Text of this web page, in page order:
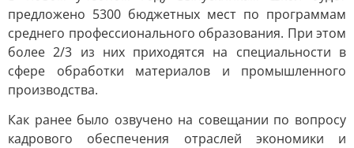
предложено 5300 бюджетных мест по программам
среднего профессионального образования. При этом
более 2/3 из них приходятся на специальности в
сфере обработки материалов и промышленного
производства.
Как ранее было озвучено на совещании по вопросу
кадрового обеспечения отраслей экономики и